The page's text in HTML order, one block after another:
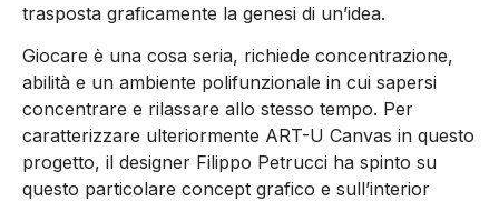
trasposta graficamente la genesi di un’idea.
Giocare è una cosa seria, richiede concentrazione,
abilità e un ambiente polifunzionale in cui sapersi
concentrare e rilassare allo stesso tempo. Per
caratterizzare ulteriormente ART-U Canvas in questo
progetto, il designer Filippo Petrucci ha spinto su
questo particolare concept grafico e sull’interior